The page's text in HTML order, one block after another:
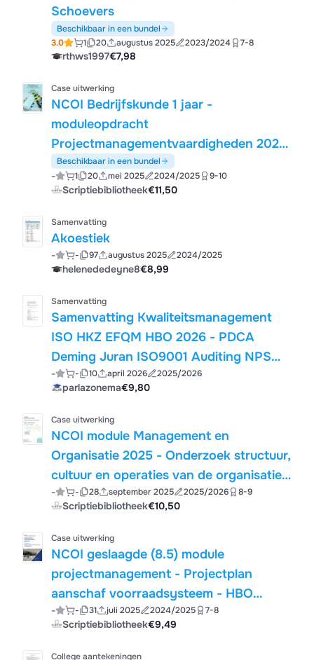
Schoevers
Beschikbaar in een bundel
3.0
1 20 augustus 2025 2023/2024 7-8
rthws1997€7,98
Case uitwerking
NCOI Bedrijfskunde 1 jaar -
moduleopdracht
Projectmanagementvaardigheden 2025
- Projectplan bereikbaarheid - cijfer 9
met FB! !
Beschikbaar in een bundel
- 1 20 mei 2025 2024/2025 9-10
Scriptiebibliotheek€11,50
Samenvatting
Akoestiek
- - 97 augustus 2025 2024/2025
helenededeyne8€8,99
Samenvatting
Samenvatting Kwaliteitsmanagement
ISO HKZ EFQM HBO 2026 - PDCA
Deming Juran ISO9001 Auditing NPS
SERVQUAL Kaizen
- - 10 april 2026 2025/2026
parlazonema€9,80
Case uitwerking
NCOI module Management en
Organisatie 2025 - Onderzoek structuur,
cultuur en operaties van de organisatie -
Herzberg, Hersey en Blanchard, Porter
en meer - Cijfer 8
- - 28 september 2025 2025/2026 8-9
Scriptiebibliotheek€10,50
Case uitwerking
NCOI geslaagde (8.5) module
projectmanagement - Projectplan
aanschaf voorraadsysteem - HBO
Bachelor Commerciele Economie 2025 +
oefentoets + feedback + casevragen
- - 31 juli 2025 2024/2025 7-8
Scriptiebibliotheek€9,49
College aantekeningen